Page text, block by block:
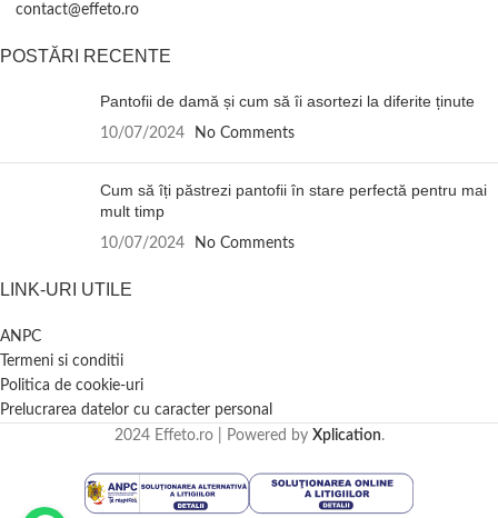
contact@effeto.ro
POSTĂRI RECENTE
Pantofii de damă și cum să îi asortezi la diferite ținute
10/07/2024 No Comments
Cum să îți păstrezi pantofii în stare perfectă pentru mai
mult timp
10/07/2024 No Comments
LINK-URI UTILE
ANPC
Termeni si conditii
Politica de cookie-uri
Prelucrarea datelor cu caracter personal
2024 Effeto.ro | Powered by Xplication.